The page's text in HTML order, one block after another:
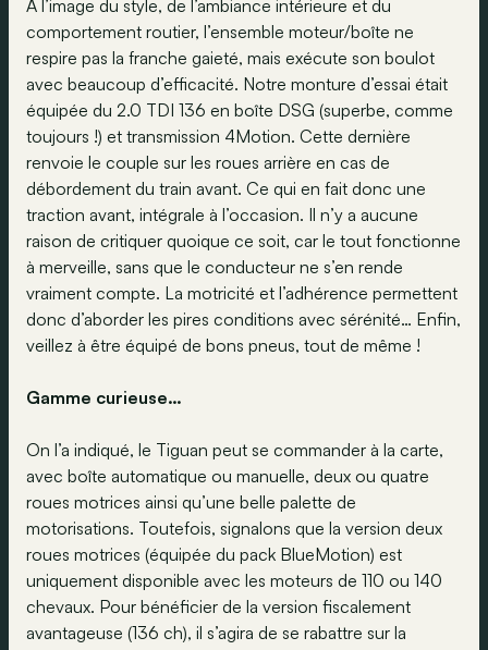
A l’image du style, de l’ambiance intérieure et du
comportement routier, l’ensemble moteur/boîte ne
respire pas la franche gaieté, mais exécute son boulot
avec beaucoup d’efficacité. Notre monture d’essai était
équipée du 2.0 TDI 136 en boîte DSG (superbe, comme
toujours !) et transmission 4Motion. Cette dernière
renvoie le couple sur les roues arrière en cas de
débordement du train avant. Ce qui en fait donc une
traction avant, intégrale à l’occasion. Il n’y a aucune
raison de critiquer quoique ce soit, car le tout fonctionne
à merveille, sans que le conducteur ne s’en rende
vraiment compte. La motricité et l’adhérence permettent
donc d’aborder les pires conditions avec sérénité… Enfin,
veillez à être équipé de bons pneus, tout de même !
Gamme curieuse…
On l’a indiqué, le Tiguan peut se commander à la carte,
avec boîte automatique ou manuelle, deux ou quatre
roues motrices ainsi qu’une belle palette de
motorisations. Toutefois, signalons que la version deux
roues motrices (équipée du pack BlueMotion) est
uniquement disponible avec les moteurs de 110 ou 140
chevaux. Pour bénéficier de la version fiscalement
avantageuse (136 ch), il s’agira de se rabattre sur la